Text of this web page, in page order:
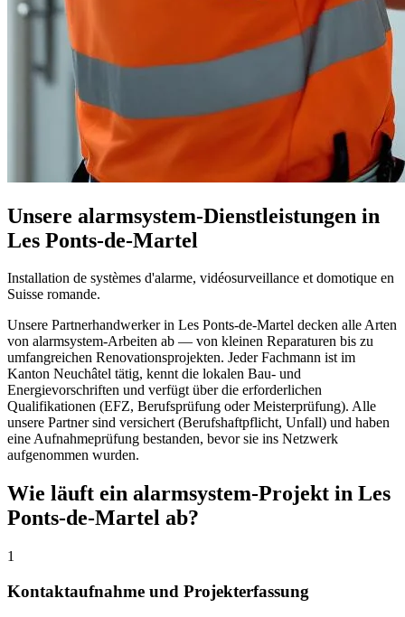
Unsere alarmsystem-Dienstleistungen in
Les Ponts-de-Martel
Installation de systèmes d'alarme, vidéosurveillance et domotique en
Suisse romande.
Unsere Partnerhandwerker in Les Ponts-de-Martel decken alle Arten
von alarmsystem-Arbeiten ab — von kleinen Reparaturen bis zu
umfangreichen Renovationsprojekten. Jeder Fachmann ist im
Kanton Neuchâtel tätig, kennt die lokalen Bau- und
Energievorschriften und verfügt über die erforderlichen
Qualifikationen (EFZ, Berufsprüfung oder Meisterprüfung). Alle
unsere Partner sind versichert (Berufshaftpflicht, Unfall) und haben
eine Aufnahmeprüfung bestanden, bevor sie ins Netzwerk
aufgenommen wurden.
Wie läuft ein alarmsystem-Projekt in Les
Ponts-de-Martel ab?
1
Kontaktaufnahme und Projekterfassung